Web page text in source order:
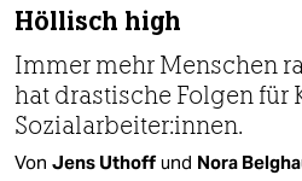
Höllisch high
Immer mehr Menschen
hat drastische Folgen für
Sozialarbeiter:innen.
Von Jens Uthoff und Nora